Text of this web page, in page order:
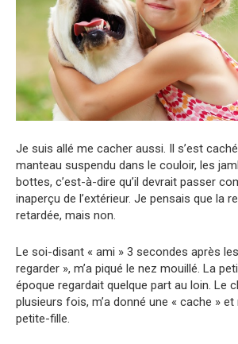
Je suis allé me ​​cacher aussi. Il s’est
manteau suspendu dans le couloir, les
bottes, c’est-à-dire qu’il devrait passer
inaperçu de l’extérieur. Je pensais que la
retardée, mais non.
Le soi-disant « ami » 3 secondes après
regarder », m’a piqué le nez mouillé. La
époque regardait quelque part au loin. Le
plusieurs fois, m’a donné une « cache » et
petite-fille.